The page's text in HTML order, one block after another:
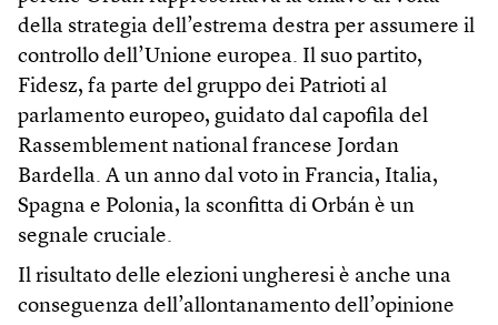
della strategia dell’estrema destra per assumere il
controllo dell’Unione europea. Il suo partito,
Fidesz, fa parte del gruppo dei Patrioti al
parlamento europeo, guidato dal capofila del
Rassemblement national francese Jordan
Bardella. A un anno dal voto in Francia, Italia,
Spagna e Polonia, la sconfitta di Orbán è un
segnale cruciale.
Il risultato delle elezioni ungheresi è anche una
conseguenza dell’allontanamento dell’opinione